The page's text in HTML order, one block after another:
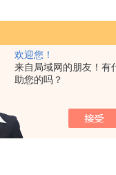
欢迎您！
来自局域网的朋友！有
助您的吗？